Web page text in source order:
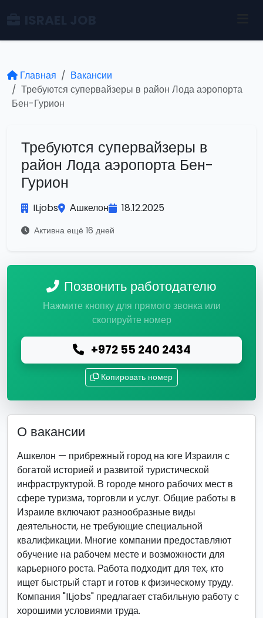
Главная
Вакансии
Требуются супервайзеры в район Лода аэропорта
Бен-Гурион
Требуются супервайзеры в
район Лода аэропорта Бен-
Гурион
ILjobs Ашкелон 18.12.2025
Активна ещё 16 дней
Позвонить работодателю
Нажмите кнопку для прямого звонка или
скопируйте номер
+972 55 240 2434
Копировать номер
О вакансии
Ашкелон — прибрежный город на юге Израиля с
богатой историей и развитой туристической
инфраструктурой. В городе много рабочих мест в
сфере туризма, торговли и услуг. Общие работы в
Израиле включают разнообразные виды
деятельности, не требующие специальной
квалификации. Многие компании предоставляют
обучение на рабочем месте и возможности для
карьерного роста. Работа подходит для тех, кто
ищет быстрый старт и готов к физическому труду.
Компания "ILjobs" предлагает стабильную работу с
хорошими условиями труда.